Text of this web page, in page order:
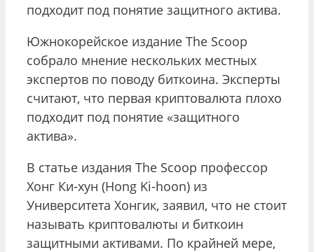
подходит под понятие защитного актива.
Южнокорейское издание The Scoop
собрало мнение нескольких местных
экспертов по поводу биткоина. Эксперты
считают, что первая криптовалюта плохо
подходит под понятие «защитного
актива».
В статье издания The Scoop профессор
Хонг Ки-хун (Hong Ki-hoon) из
Университета Хонгик, заявил, что не стоит
называть криптовалюты и биткоин
защитными активами. По крайней мере,